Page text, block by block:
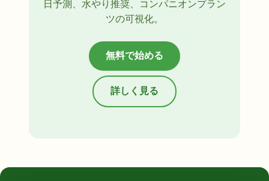
日予測、水やり推奨、コンパニオンプラン
ツの可視化。
無料で始める
詳しく見る